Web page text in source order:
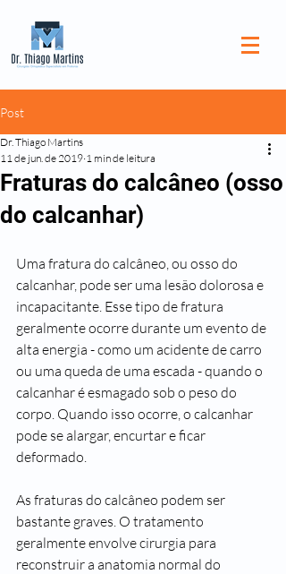
Post
Fraturas do calcâneo (osso
do calcanhar)
Dr. Thiago Martins
11 de jun. de 2019 1 min de leitura
Uma fratura do calcâneo, ou osso do
calcanhar, pode ser uma lesão dolorosa e
incapacitante. Esse tipo de fratura
geralmente ocorre durante um evento de
alta energia - como um acidente de carro
ou uma queda de uma escada - quando o
calcanhar é esmagado sob o peso do
corpo. Quando isso ocorre, o calcanhar
pode se alargar, encurtar e ficar
deformado.
As fraturas do calcâneo podem ser
bastante graves. O tratamento
geralmente envolve cirurgia para
reconstruir a anatomia normal do